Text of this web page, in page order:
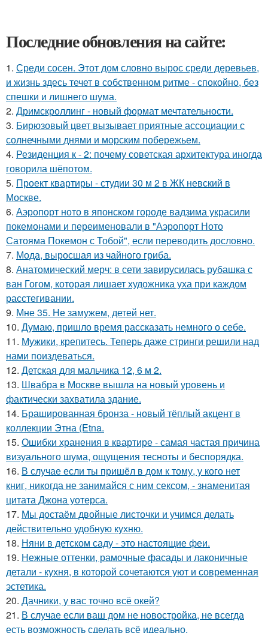
Последние обновления на сайте:
1. Среди сосен. Этот дом словно вырос среди деревьев,
и жизнь здесь течет в собственном ритме - спокойно, без
спешки и лишнего шума.
2. Дримскроллинг - новый формат мечтательности.
3. Бирюзовый цвет вызывает приятные ассоциации с
солнечными днями и морским побережьем.
4. Резиденция к - 2: почему советская архитектура иногда
говорила шёпотом.
5. Проект квартиры - студии 30 м 2 в ЖК невский в
Москве.
6. Аэропорт ното в японском городе вадзима украсили
покемонами и переименовали в "Аэропорт Ното
Сатояма Покемон с Тобой", если переводить дословно.
7. Мода, выросшая из чайного гриба.
8. Анатомический мерч: в сети завирусилась рубашка с
ван Гогом, которая лишает художника уха при каждом
расстегивании.
9. Мне 35. Не замужем, детей нет.
10. Думаю, пришло время рассказать немного о себе.
11. Мужики, крепитесь. Теперь даже стринги решили над
нами поиздеваться.
12. Детская для мальчика 12, 6 м 2.
13. Швабра в Москве вышла на новый уровень и
фактически захватила здание.
14. Брашированная бронза - новый тёплый акцент в
коллекции Этна (Etna.
15. Ошибки хранения в квартире - самая частая причина
визуального шума, ощущения тесноты и беспорядка.
16. В случае если ты пришёл в дом к тому, у кого нет
книг, никогда не занимайся с ним сексом, - знаменитая
цитата Джона уотерса.
17. Мы достаём двойные листочки и учимся делать
действительно удобную кухню.
18. Няни в детском саду - это настоящие феи.
19. Нежные оттенки, рамочные фасады и лаконичные
детали - кухня, в которой сочетаются уют и современная
эстетика.
20. Дачники, у вас точно всё окей?
21. В случае если ваш дом не новостройка, не всегда
есть возможность сделать всё идеально.